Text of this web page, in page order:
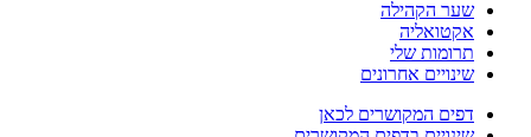
שער הקהילה
אקטואליה
תרומות שלי
שינויים אחרונים
דפים המקושרים לכאן